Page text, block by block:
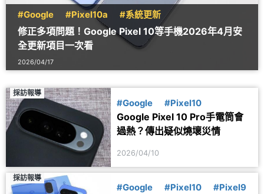
#Google #Pixel10a #系統更新
修正多項問題！Google Pixel 10等手機2026年4月安
全更新項目一次看
2026/04/17
採訪報導
#Google #Pixel10
Google Pixel 10 Pro手電筒會
過熱？傳出疑似燒壞災情
2026/04/10
採訪報導
#Google #Pixel10 #Pixel9